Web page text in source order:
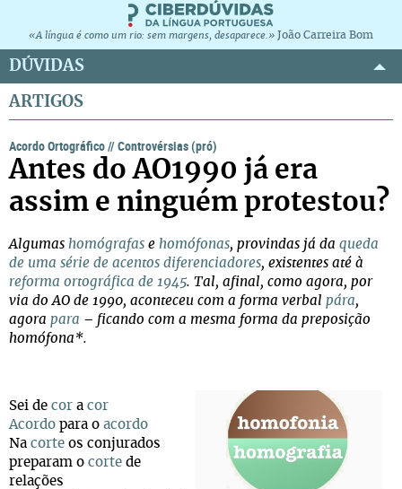
«A língua é como um rio: sem margens, desaparece.» João Carreira Bom
DÚVIDAS
ARTIGOS
Acordo Ortográfico//Controvérsias (pró)
Antes do AO1990 já era
assim e ninguém protestou?
Algumas homógrafas e homófonas, provindas já da queda
de uma série de acentos diferenciadores, existentes até à
reforma ortográfica de 1945. Tal, afinal, como agora, por
via do AO de 1990, aconteceu com a forma verbal pára,
agora para – ficando com a mesma forma da preposição
homófona*.
Sei de cor a cor
Acordo para o acordo
Na corte os conjurados
preparam o corte de
relações